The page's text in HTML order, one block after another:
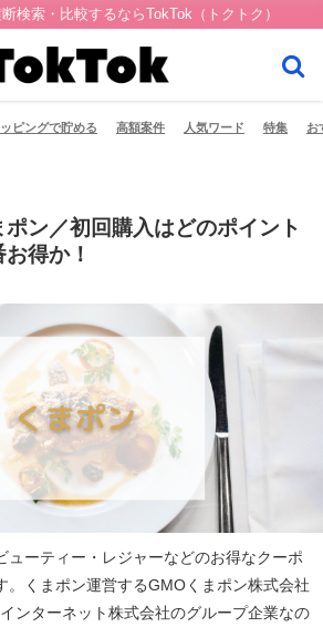
検索・比較するならTokTok（トクトク）
ピングで貯める 高額案件 人気ワード 特集 お
ポン／初回購入はどのポイント
得か！
ューティー・レジャーなどのお得なクーポ
。くまポン運営するGMOくまポン株式会社
ンターネット株式会社のグループ企業なの